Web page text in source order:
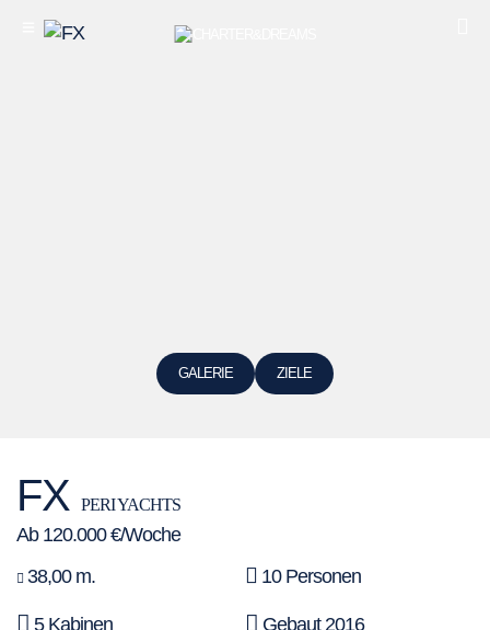
GALERIE ZIELE
FX PERI YACHTS
Ab 120.000 €/Woche
38,00 m.
10 Personen
5 Kabinen Gebaut 2016